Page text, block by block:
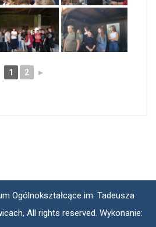
1 2 ►
Ogólnokształcące im. Tadeusza
All rights reserved. Wykonanie: